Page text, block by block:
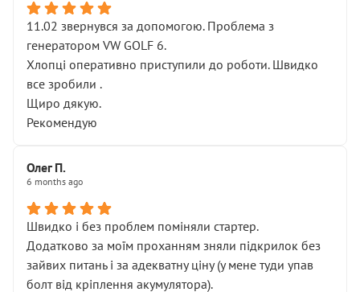
11.02 звернувся за допомогою. Проблема з
генератором VW GOLF 6.
Хлопці оперативно приступили до роботи. Швидко
все зробили .
Щиро дякую.
Рекомендую
Олег П.
6 months ago
Швидко і без проблем поміняли стартер.
Додатково за моїм проханням зняли підкрилок без
зайвих питань і за адекватну ціну (у мене туди упав
болт від кріплення акумулятора).